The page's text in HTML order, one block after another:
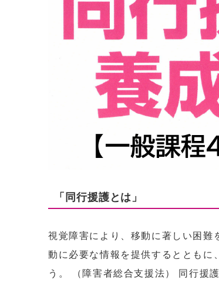
「同行援護とは」
視覚障害により、移動に著しい困難
動に必要な情報を提供するとともに
う。 （障害者総合支援法） 同行援